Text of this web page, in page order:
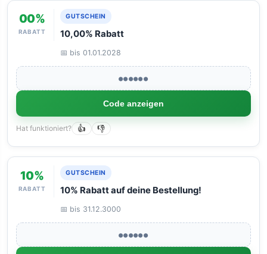
00%
RABATT
GUTSCHEIN
10,00% Rabatt
📅 bis 01.01.2028
●●●●●●
Code anzeigen
Hat funktioniert? 👍 👎
10%
RABATT
GUTSCHEIN
10% Rabatt auf deine Bestellung!
📅 bis 31.12.3000
●●●●●●